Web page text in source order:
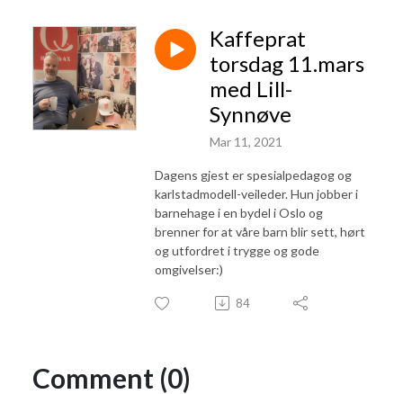
Hvem er jeg:Pappa til Milla med Downs Syndrom og gründer av Milla
Kaffeprat
torsdag 11.mars
med Lill-
Synnøve
Mar 11, 2021
Dagens gjest er spesialpedagog og
karlstadmodell-veileder. Hun jobber i
barnehage i en bydel i Oslo og
brenner for at våre barn blir sett, hørt
og utfordret i trygge og gode
omgivelser:)
84
Comment (0)